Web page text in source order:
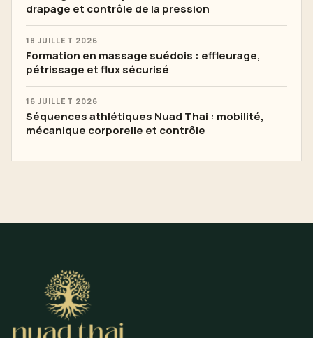
drapage et contrôle de la pression
18 JUILLET 2026
Formation en massage suédois : effleurage,
pétrissage et flux sécurisé
16 JUILLET 2026
Séquences athlétiques Nuad Thai : mobilité,
mécanique corporelle et contrôle